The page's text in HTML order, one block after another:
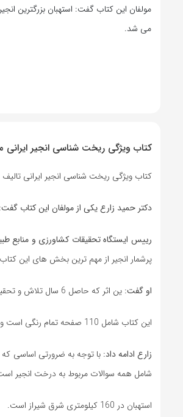
مولفان این کتاب گفت: استهبان
می شد.
کتاب ویژگی ریخت شناسی انجیر ایرانی
کتاب ویژگی ریخت شناسی انجیر ایرانی
دکتر حمید زارع یکی از مولفان این کتاب گفت:
رییس ایستگاه تحقیقات کشاورزی و منابع
پرشمار انجیر از مهم ترین بخش های این
او گفت: ین اثر که حاصل 6 سال تلاش و تحقیق اینجانب و دکتر مسلم جعفری است از هم اکنون در دسترس باغداران و علاقه مندان است.
این کتاب شامل 110 صفحه تمام رنگی است و از سوی انتشارات مرجع علم به چاپ رسیده است.
زارع ادامه داد: با توجه به ضرورتی اساسی
شامل همه سوالات مربوط به درخت انجیر
استهبان در 160 کیلومتری شرق شیراز است.